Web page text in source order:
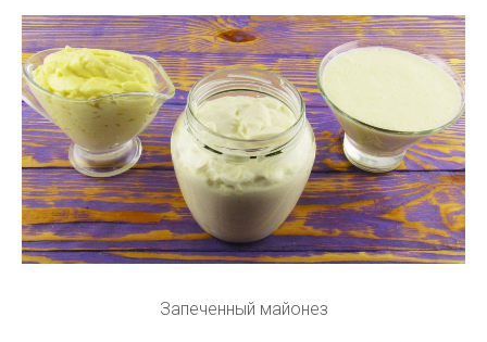
Запеченный майонез